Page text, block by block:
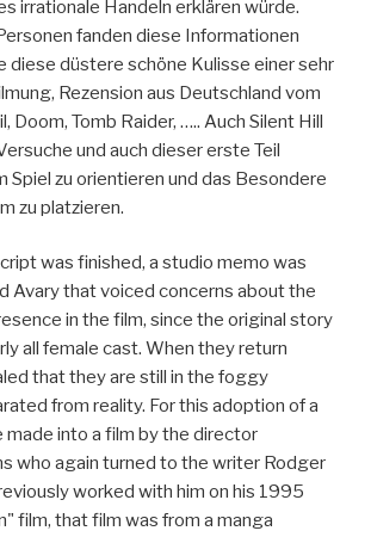
irrationale Handeln erklären würde.
fanden diese Informationen
diese düstere schöne Kulisse einer sehr
Rezension aus Deutschland vom
Doom, Tomb Raider, ….. Auch Silent Hill
und auch dieser erste Teil
Spiel zu orientieren und das Besondere
zu platzieren.
was finished, a studio memo was
Avary that voiced concerns about the
in the film, since the original story
all female cast. When they return
that they are still in the foggy
from reality. For this adoption of a
into a film by the director
who again turned to the writer Rodger
worked with him on his 1995
film, that film was from a manga